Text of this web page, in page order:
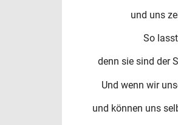
und uns
So
denn sie sind der
Und wenn wir
und können uns